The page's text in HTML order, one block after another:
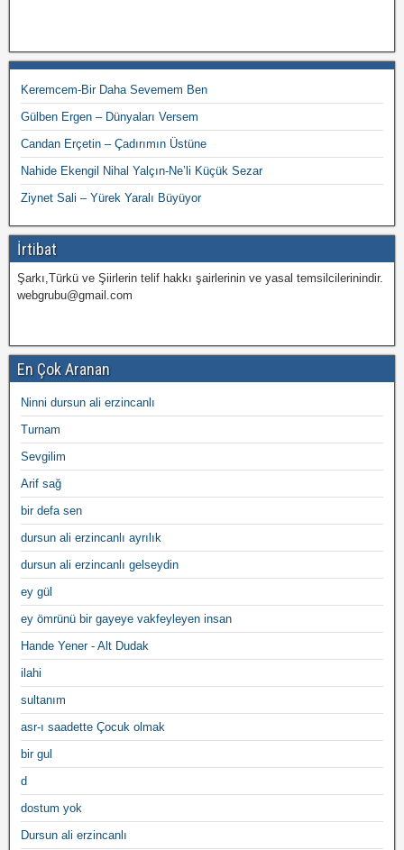
Keremcem-Bir Daha Sevemem Ben
Gülben Ergen – Dünyaları Versem
Candan Erçetin – Çadırımın Üstüne
Nahide Ekengil Nihal Yalçın-Ne’li Küçük Sezar
Ziynet Sali – Yürek Yaralı Büyüyor
İrtibat
Şarkı,Türkü ve Şiirlerin telif hakkı şairlerinin ve yasal temsilcilerinindir.
webgrubu@gmail.com
En Çok Aranan
Ninni dursun ali erzincanlı
Turnam
Sevgilim
Arif sağ
bir defa sen
dursun ali erzincanlı ayrılık
dursun ali erzincanlı gelseydin
ey gül
ey ömrünü bir gayeye vakfeyleyen insan
Hande Yener - Alt Dudak
ilahi
sultanım
asr-ı saadette Çocuk olmak
bir gul
d
dostum yok
Dursun ali erzincanlı